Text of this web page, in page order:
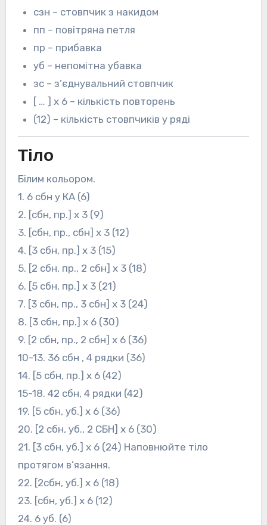
сзн – стовпчик з накидом
пп – повітряна петля
пр – прибавка
уб – непомітна убавка
зс – з’єднувальний стовпчик
[ … ] х 6 – кількість повторень
(12) – кількість стовпчиків у ряді
Тіло
Білим кольором.
1. 6 сбн у КА (6)
2. [сбн, пр.] x 3 (9)
3. [сбн, пр., сбн] x 3 (12)
4. [3 сбн, пр.] x 3 (15)
5. [2 сбн, пр., 2 сбн] x 3 (18)
6. [5 сбн, пр.] x 3 (21)
7. [3 сбн, пр., 3 сбн] x 3 (24)
8. [3 сбн, пр.] x 6 (30)
9. [2 сбн, пр., 2 сбн] x 6 (36)
10-13. 36 сбн , 4 рядки (36)
14. [5 сбн, пр.] x 6 (42)
15-18. 42 сбн, 4 рядки (42)
19. [5 сбн, уб.] x 6 (36)
20. [2 сбн, уб., 2 СБН] x 6 (30)
21. [3 сбн, уб.] x 6 (24) Наповнюйте тіло
протягом в’язання.
22. [2сбн, уб.] x 6 (18)
23. [сбн, уб.] x 6 (12)
24. 6 уб. (6)